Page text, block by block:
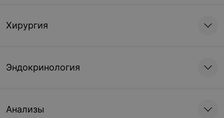
Хирургия
Эндокринология
Анализы